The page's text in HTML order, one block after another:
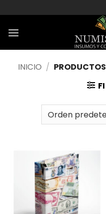
al
contenido
INICIO /